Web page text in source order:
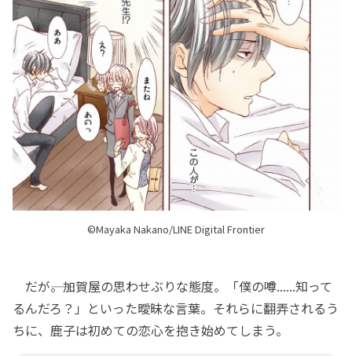
©Mayaka Nakano/LINE Digital Frontier
だが――。加賀屋の思わせぶりな態度。「僕の噂......知って
るんだろ？」といった曖昧な言葉。それらに翻弄されるう
ちに、鹿子は初めての恋心を抱き始めてしまう。